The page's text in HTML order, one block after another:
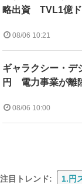
略出資 TVL1億ド
08/06 10:21
ギャラクシー・デ
円 電力事業が離
08/06 10:00
注目トレンド: 1.円